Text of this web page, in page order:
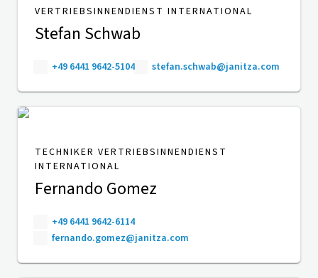
VERTRIEBSINNENDIENST INTERNATIONAL
Stefan Schwab
+49 6441 9642-5104 stefan.schwab@janitza.com
TECHNIKER VERTRIEBSINNENDIENST
INTERNATIONAL
Fernando Gomez
+49 6441 9642-6114
fernando.gomez@janitza.com